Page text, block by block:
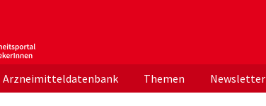
der deutschen ApothekerInnen
Arzneimitteldatenbank Themen Newsletter